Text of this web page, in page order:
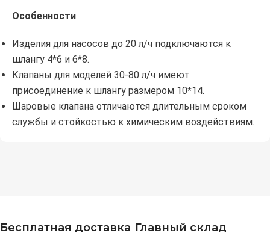
Особенности
Изделия для насосов до 20 л/ч подключаются к
шлангу 4*6 и 6*8.
Клапаны для моделей 30-80 л/ч имеют
присоединение к шлангу размером 10*14.
Шаровые клапана отличаются длительным сроком
службы и стойкостью к химическим воздействиям.
Бесплатная доставка Главный склад